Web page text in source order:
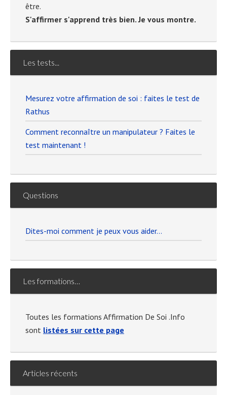
être.
S'affirmer s'apprend très bien. Je vous montre.
Les tests...
Mesurez votre affirmation de soi : faites le test de
Rathus
Comment reconnaître un manipulateur ? Faites le
test maintenant !
Questions
Dites-moi comment je peux vous aider…
Les formations…
Toutes les formations Affirmation De Soi .Info
sont listées sur cette page
Articles récents